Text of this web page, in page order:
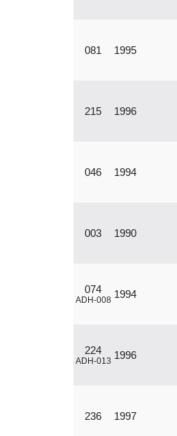
081 1995
215 1996
046 1994
003 1990
074
ADH-008 1994
224
ADH-013 1996
236 1997